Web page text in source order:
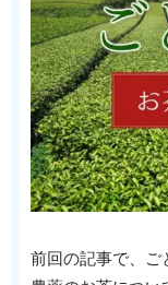
前回の記事で、ご